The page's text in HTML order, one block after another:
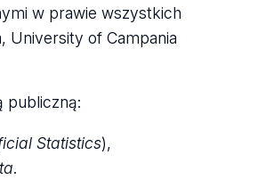
w prawie wszystkich
University of Campania
publiczną:
Statistics),
.